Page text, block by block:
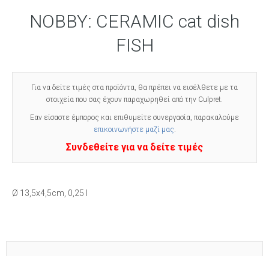
NOBBY: CERAMIC cat dish
FISH
Για να δείτε τιμές στα προϊόντα, θα πρέπει να εισέλθετε με τα
στοιχεία που σας έχουν παραχωρηθεί από την Culpret.
Εαν είσαστε έμπορος και επιθυμείτε συνεργασία, παρακαλούμε
επικοινωνήστε μαζί μας.
Συνδεθείτε για να δείτε τιμές
Ø 13,5x4,5cm, 0,25 l